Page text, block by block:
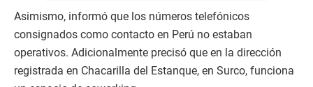
Asimismo, informó que los números telefónicos
consignados como contacto en Perú no estaban
operativos. Adicionalmente precisó que en la dirección
registrada en Chacarilla del Estanque, en Surco, funciona